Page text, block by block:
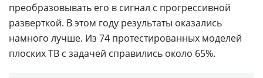
преобразовывать его в сигнал с прогрессивной
разверткой. В этом году результаты оказались
намного лучше. Из 74 протестированных моделей
плоских ТВ с задачей справились около 65%.